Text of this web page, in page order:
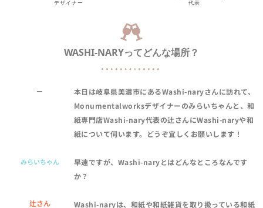
デザイナー
代表
WASHI-NARYってどんな場所？
ー
本日は岐阜県美濃市にあるWashi-naryさんに訪れて、
Monumentalworksデザイナーのみらいちゃんと、和
紙専門店Washi-nary代表の辻さんにWashi-naryや和
紙について伺います。どうぞ宜しくお願いします！
みらいちゃん
早速ですが、Washi-naryとはどんなところなんです
か？
辻さん
Washi-naryは、和紙や和紙雑貨を取り扱っている和紙